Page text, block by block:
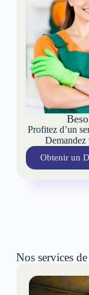
Profitez d’un
Demandez
Obtenir un
Nos services